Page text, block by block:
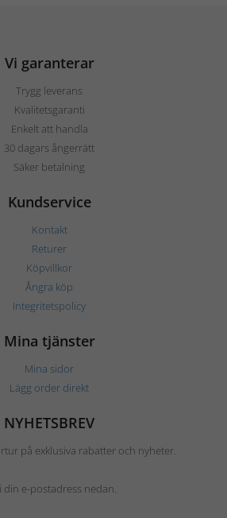
Vi garanterar
Trygg leverans
Kvalitetsgaranti
Enkelt att handla
30 dagars ångerrätt
Säker betalning
Kundservice
Kontakt
Returer
Köpvillkor
Ångra köp
Integritetspolicy
Mina tjänster
Mina sidor
Lägg order direkt
NYHETSBREV
på exklusiva rabatter och nyheter.
din e-postadress nedan.